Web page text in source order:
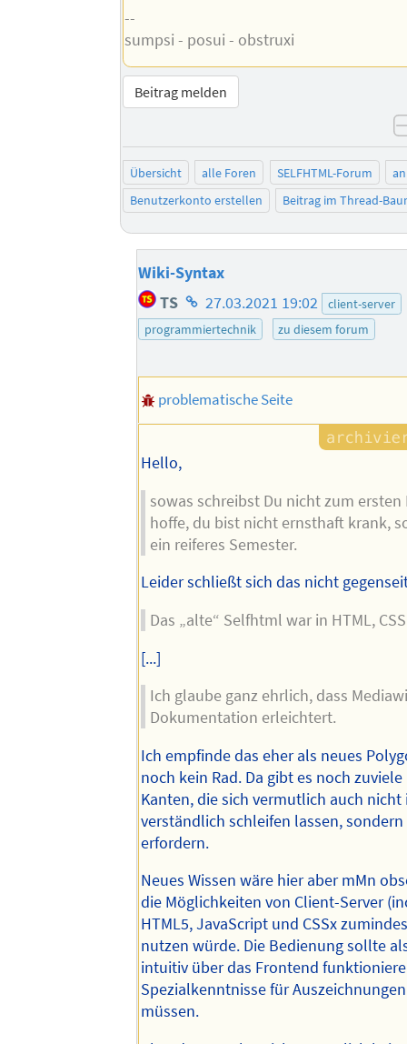
--
sumpsi - posui - obstruxi
Beitrag melden
Übersicht alle Foren SELFHTML-Forum
Benutzerkonto erstellen
Beitrag im Thread-
Wiki-Syntax
TS Homepage
des
27.03.2021 19:02
client-server
programmiertechnik
zu diesem forum
problematische Seite
Hello,
sowas schreibst Du nicht zum ersten
hoffe, du bist nicht ernsthaft krank,
ein reiferes Semester.
Leider schließt sich das nicht
Das „alte“ Selfhtml war in HTML,
[...]
Ich glaube ganz ehrlich, dass
Dokumentation erleichtert.
Ich empfinde das eher als neues
noch kein Rad. Da gibt es noch
Kanten, die sich vermutlich auch
verständlich schleifen lassen, sondern
erfordern.
Neues Wissen wäre hier aber mMn
die Möglichkeiten von Client-Server
HTML5, JavaScript und CSSx
nutzen würde. Die Bedienung sollte
intuitiv über das Frontend
Spezialkenntnisse für
müssen.